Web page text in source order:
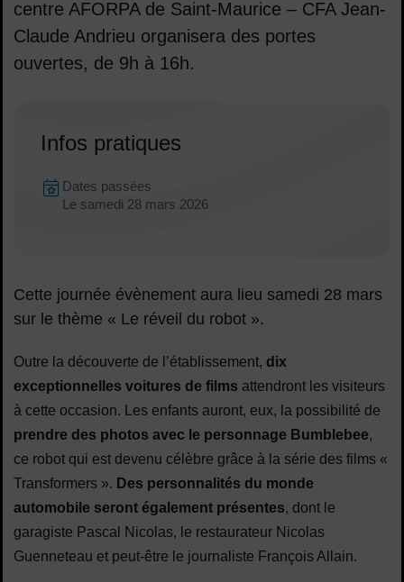
centre AFORPA de Saint-Maurice – CFA Jean-
Claude Andrieu organisera des portes
ouvertes, de 9h à 16h.
Infos pratiques
Dates :
Dates en cours
Dates passées
Le samedi 28 mars 2026
Cette journée évènement aura lieu samedi 28 mars
sur le thème « Le réveil du robot ».
Outre la découverte de l’établissement, dix
exceptionnelles voitures de films attendront les visiteurs
à cette occasion. Les enfants auront, eux, la possibilité de
prendre des photos avec le personnage Bumblebee,
ce robot qui est devenu célèbre grâce à la série des films «
Transformers ». Des personnalités du monde
automobile seront également présentes, dont le
garagiste Pascal Nicolas, le restaurateur Nicolas
Guenneteau et peut-être le journaliste François Allain.